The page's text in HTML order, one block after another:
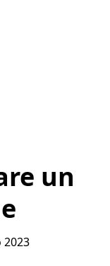
un
2023